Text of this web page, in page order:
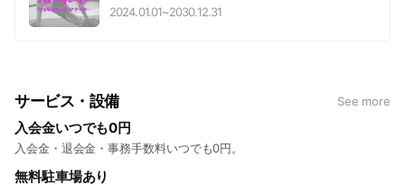
ン2,000円
2024.01.01~2030.12.31
サービス・設備 See more
入会金いつでも0円
入会金・退会金・事務手数料いつでも0円。
無料駐車場あり